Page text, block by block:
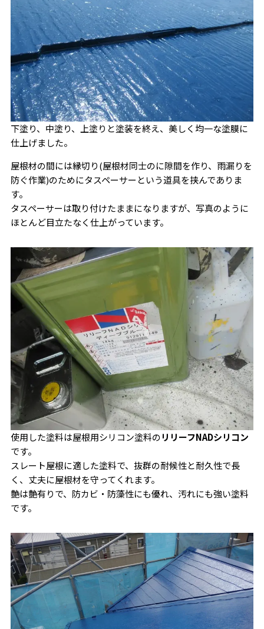
下塗り、中塗り、上塗りと塗装を終え、美しく均一な塗膜に
仕上げました。
屋根材の間には縁切り(屋根材同士のに隙間を作り、雨漏りを
防ぐ作業)のためにタスペーサーという道具を挟んでありま
す。
タスペーサーは取り付けたままになりますが、写真のように
ほとんど目立たなく仕上がっています。
使用した塗料は屋根用シリコン塗料のリリーフNADシリコン
です。
スレート屋根に適した塗料で、抜群の耐候性と耐久性で長
く、丈夫に屋根材を守ってくれます。
艶は艶有りで、防カビ・防藻性にも優れ、汚れにも強い塗料
です。